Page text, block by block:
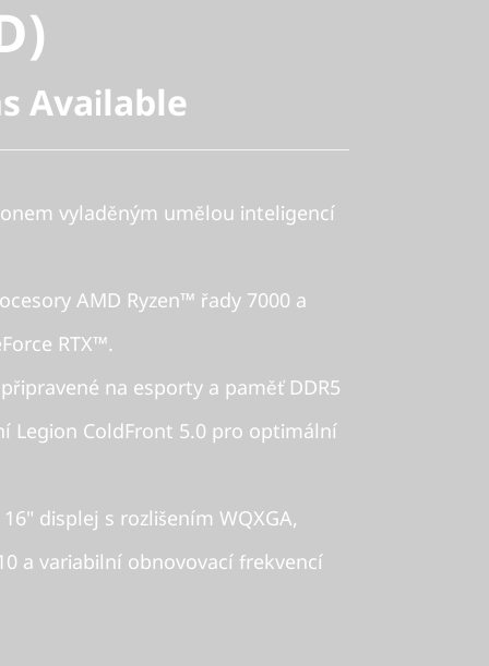
Available
vyladěným umělou inteligencí
AMD Ryzen™ řady 7000 a
RTX™.
na esporty a paměť DDR5
Legion ColdFront 5.0 pro optimální
displej s rozlišením WQXGA,
a variabilní obnovovací frekvencí